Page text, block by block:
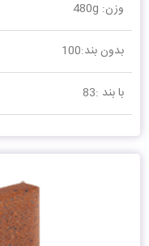
وزن: 480g
بدون بند:100
با بند :83